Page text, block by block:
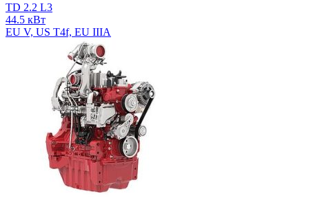
TD 2.2 L3
44.5 кВт
EU V, US T4f, EU IIIA